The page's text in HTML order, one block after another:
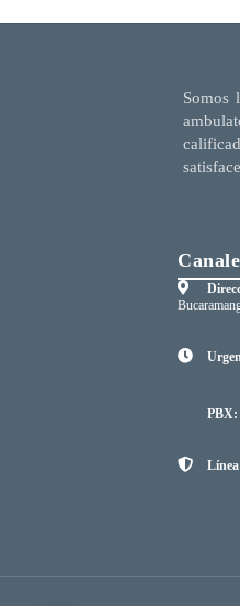
Somos
PBX: